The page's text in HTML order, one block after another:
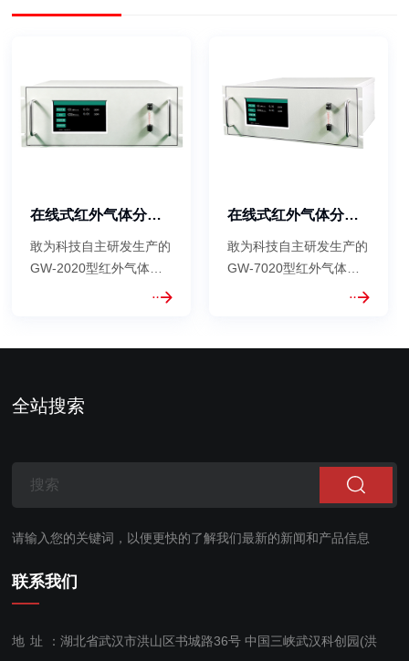
在线式红外气体分析仪
敢为科技自主研发生产的
GW-2020型红外气体分
析仪，主要基于非分散红
红外波段的定量分析；此
在线式红外气体分析仪（医用氧）
敢为科技自主研发生产的
GW-7020型红外气体分
进的红外波长滤...
全站搜索
请输入您的关键词，以便更快的了解我们最新的新闻和产品信息
联系我们
地址： 湖北省武汉市洪山区书城路36号 中国三峡武汉科创园(洪